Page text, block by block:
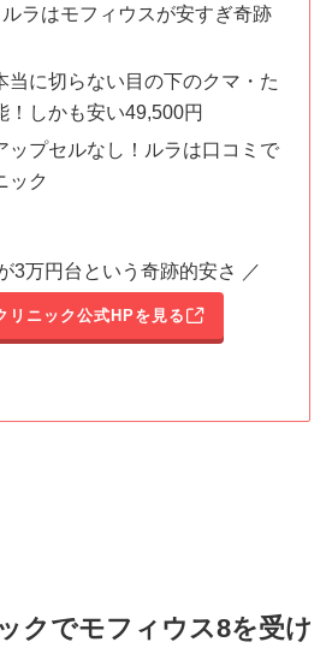
ラはモフィウスが安すぎ奇跡
当に切らない目の下のクマ・た
！しかも安い49,500円
ップセルなし！ルラは口コミで
ック
3万円台という奇跡的安さ ／
リニック公式HPを見る
クでモフィウス8を受け